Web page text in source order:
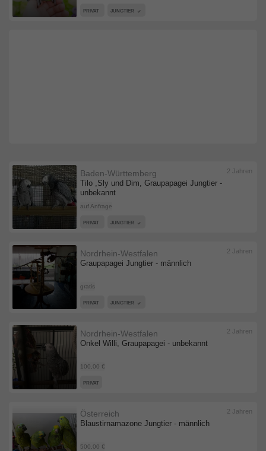
PRIVAT JUNGTIER
Tilo ,Sly und Dim, Graupapagei Jungtier -
unbekannt
Baden-Württemberg
auf Anfrage
2 Jahren
PRIVAT JUNGTIER
Graupapagei Jungtier - männlich
Nordrhein-Westfalen
gratis
2 Jahren
PRIVAT JUNGTIER
Onkel Willi, Graupapagei - unbekannt
Nordrhein-Westfalen
100,00 €
2 Jahren
PRIVAT
Blaustirnamazone Jungtier - männlich
Österreich
500,00 €
2 Jahren